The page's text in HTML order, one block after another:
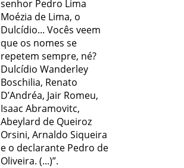
senhor Pedro Lima
Moézia de Lima, o
Dulcídio... Vocês veem
que os nomes se
repetem sempre, né?
Dulcídio Wanderley
Boschilia, Renato
D’Andréa, Jair Romeu,
Isaac Abramovitc,
Abeylard de Queiroz
Orsini, Arnaldo Siqueira
e o declarante Pedro de
Oliveira. (...)”.